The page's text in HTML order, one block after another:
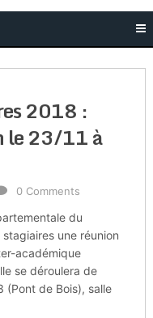
2018 :
le 23/11 à
0 Comments
du
une réunion
académique
se déroulera de
(Pont de Bois), salle